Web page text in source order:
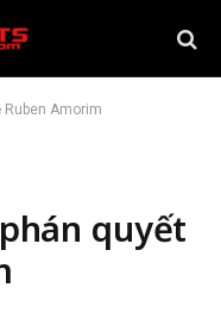
Ruben Amorim
quyết